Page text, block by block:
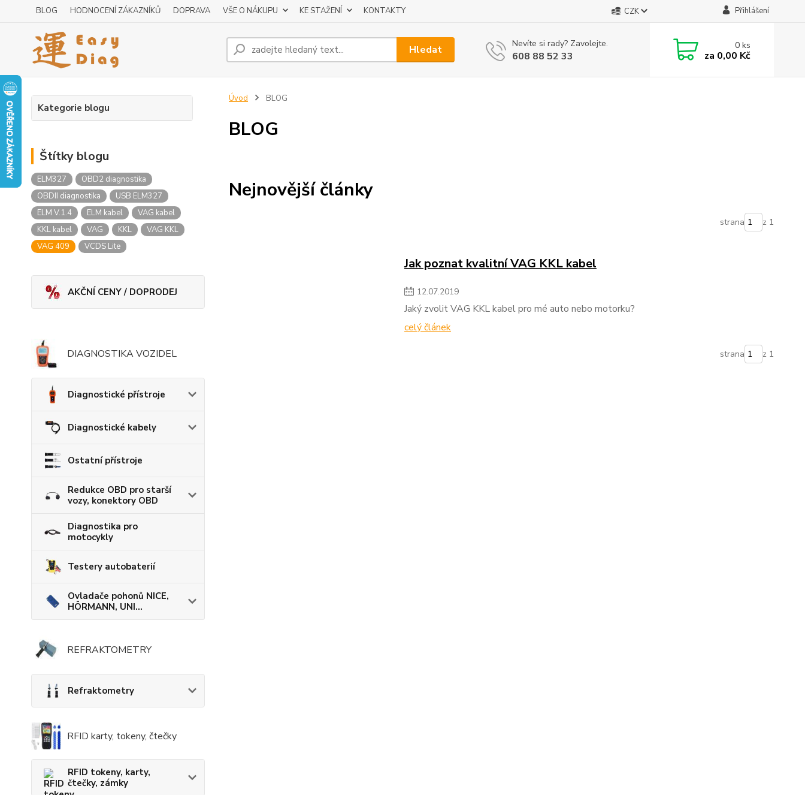
BLOG HODNOCENÍ ZÁKAZNÍKŮ DOPRAVA VŠE O NÁKUPU KE STAŽENÍ KONTAKTY CZK Přihlášení
Hledat Nevíte si rady? Zavolejte.
608 88 52 33
0ks
za 0,00 Kč
Kategorie blogu
Štítky blogu
ELM327
OBD2 diagnostika
OBDII diagnostika
USB ELM327
ELM V.1.4
ELM kabel
VAG kabel
KKL kabel
VAG KKL
VAG KKL
VAG 409
VCDS Lite
AKČNÍ CENY / DOPRODEJ
DIAGNOSTIKA VOZIDEL
Diagnostické přístroje
Diagnostické kabely
Ostatní přístroje
Redukce OBD pro starší
vozy, konektory OBD
Diagnostika pro
motocykly
Testery autobaterií
Ovladače pohonů NICE,
HÖRMANN, UNI...
REFRAKTOMETRY
Refraktometry
RFID karty, tokeny, čtečky
RFID tokeny, karty,
čtečky, zámky
Úvod BLOG
BLOG
Nejnovější články
strana z 1
Jak poznat kvalitní VAG KKL kabel
12.07.2019
Jaký zvolit VAG KKL kabel pro mé auto nebo motorku?
celý článek
strana z 1